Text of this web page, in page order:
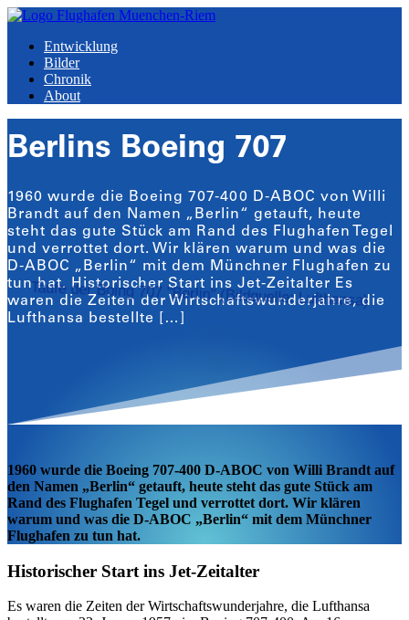
Entwicklung
Bilder
Chronik
About
Berlins Boeing 707
1960 wurde die Boeing 707-400 D-ABOC von Willi
Brandt auf den Namen „Berlin“ getauft, heute
steht das gute Stück am Rand des Flughafen Tegel
und verrottet dort. Wir klären warum und was die
D-ABOC „Berlin“ mit dem Münchner Flughafen zu
tun hat. Historischer Start ins Jet-Zeitalter Es
waren die Zeiten der Wirtschaftswunderjahre, die
Lufthansa bestellte […]
Taufe der Boing 707 "Berlin" (Bildquelle: Lufthansa)
1960 wurde die Boeing 707-400 D-ABOC von Willi Brandt auf
den Namen „Berlin“ getauft, heute steht das gute Stück am
Rand des Flughafen Tegel und verrottet dort. Wir klären
warum und was die D-ABOC „Berlin“ mit dem Münchner
Flughafen zu tun hat.
Historischer Start ins Jet-Zeitalter
Es waren die Zeiten der Wirtschaftswunderjahre, die Lufthansa